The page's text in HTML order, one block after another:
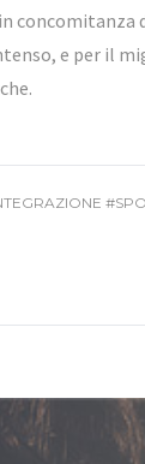
concomitanza
e per il